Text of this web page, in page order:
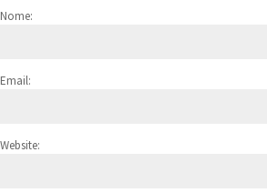
Nome:
Email:
Website: